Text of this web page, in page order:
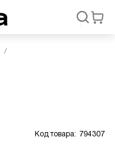
Код товара: 794307